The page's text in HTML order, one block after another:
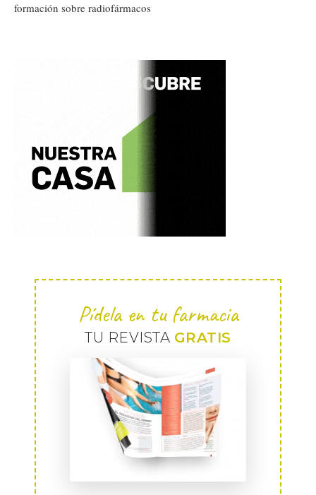
formación sobre radiofármacos
Pídela en tu farmacia
TU REVISTA GRATIS